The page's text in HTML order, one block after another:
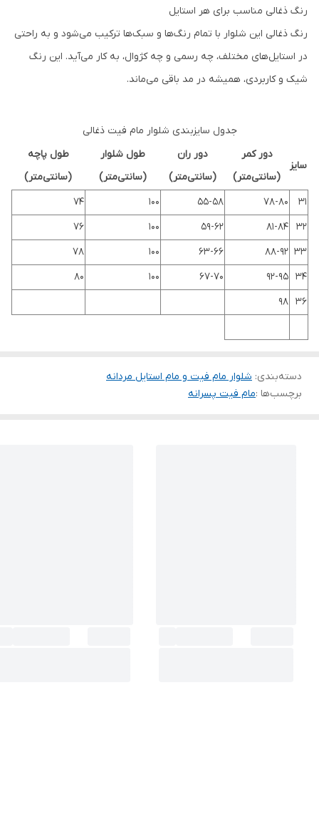
رنگ ذغالی مناسب برای هر استایل
رنگ ذغالی این شلوار با تمام رنگ‌ها و سبک‌ها ترکیب می‌شود و به راحتی
در استایل‌های مختلف، چه رسمی و چه کژوال، به کار می‌آید. این رنگ
شیک و کاربردی، همیشه در مد باقی می‌ماند.
جدول سایزبندی شلوار مام فیت ذغالی
سایز
دور کمر
(سانتی‌متر)
دور ران
(سانتی‌متر)
طول شلوار
(سانتی‌متر)
طول پاچه
(سانتی‌متر)
31
78-80
55-58
100
74
32
81-84
59-62
100
76
33
88-92
63-66
100
78
34
92-95
67-70
100
80
36
98
دسته‌بندی: شلوار مام فیت و مام استایل مردانه
برچسب‌ها :مام فیت پسرانه